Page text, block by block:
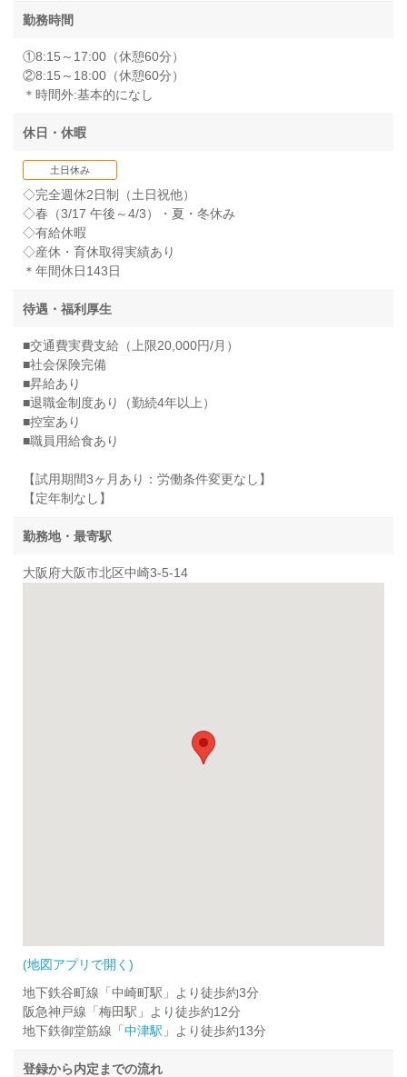
勤務時間
①8:15～17:00（休憩60分）
②8:15～18:00（休憩60分）
＊時間外:基本的になし
休日・休暇
土日休み
◇完全週休2日制（土日祝他）
◇春（3/17 午後～4/3）・夏・冬休み
◇有給休暇
◇産休・育休取得実績あり
＊年間休日143日
待遇・福利厚生
■交通費実費支給（上限20,000円/月）
■社会保険完備
■昇給あり
■退職金制度あり（勤続4年以上）
■控室あり
■職員用給食あり
【試用期間3ヶ月あり：労働条件変更なし】
【定年制なし】
勤務地・最寄駅
大阪府大阪市北区中崎3-5-14
(地図アプリで開く)
地下鉄谷町線「中崎町駅」より徒歩約3分
阪急神戸線「梅田駅」より徒歩約12分
地下鉄御堂筋線「 中津駅 」より徒歩約13分
登録から内定までの流れ